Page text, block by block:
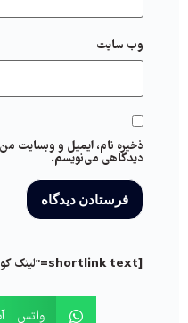
وب‌ سایت
ذخیره نام، ایمیل و وبسایت من
دیدگاهی می‌نویسم.
[shortlink text="لینک کوتاه"]
واتس